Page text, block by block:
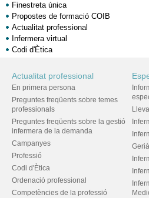
Finestreta única
Propostes de formació COIB
Actualitat professional
Infermera virtual
Codi d'Ètica
Actualitat professional
En primera persona
Preguntes freqüents sobre temes
professionals
Preguntes freqüents sobre la gestió
infermera de la demanda
Campanyes
Professió
Codi d'Ètica
Ordenació professional
Competències de la professió